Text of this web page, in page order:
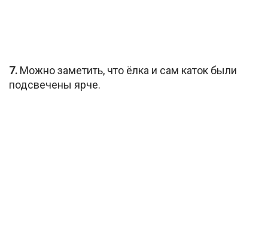
7. Можно заметить, что ёлка и сам каток были
подсвечены ярче.